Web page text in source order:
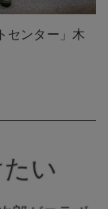
センター」木
い